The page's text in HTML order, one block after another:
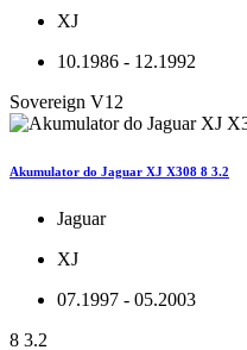
XJ
10.1986 - 12.1992
Sovereign V12
Akumulator do Jaguar XJ X308 8 3.2
Jaguar
XJ
07.1997 - 05.2003
8 3.2